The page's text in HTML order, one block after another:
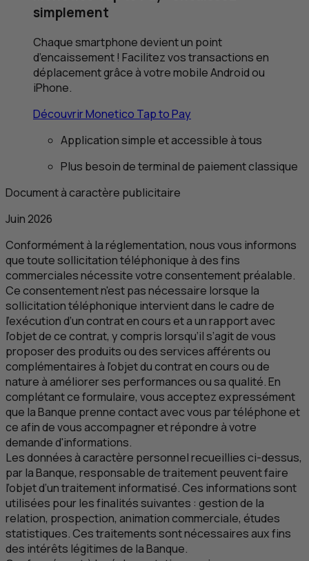
simplement
Chaque smartphone devient un point
d’encaissement ! Facilitez vos transactions en
déplacement grâce à votre mobile Android ou
iPhone.
Découvrir Monetico Tap to Pay
Application simple et accessible à tous
Plus besoin de terminal de paiement classique
Document à caractère publicitaire
Juin 2026
Conformément à la réglementation, nous vous informons
que toute sollicitation téléphonique à des fins
commerciales nécessite votre consentement préalable.
Ce consentement n'est pas nécessaire lorsque la
sollicitation téléphonique intervient dans le cadre de
l’exécution d’un contrat en cours et a un rapport avec
l’objet de ce contrat, y compris lorsqu’il s’agit de vous
proposer des produits ou des services afférents ou
complémentaires à l’objet du contrat en cours ou de
nature à améliorer ses performances ou sa qualité. En
complétant ce formulaire, vous acceptez expressément
que la Banque prenne contact avec vous par téléphone et
ce afin de vous accompagner et répondre à votre
demande d'informations.
Les données à caractère personnel recueillies ci-dessus,
par la Banque, responsable de traitement peuvent faire
l’objet d’un traitement informatisé. Ces informations sont
utilisées pour les finalités suivantes : gestion de la
relation, prospection, animation commerciale, études
statistiques. Ces traitements sont nécessaires aux fins
des intérêts légitimes de la Banque.